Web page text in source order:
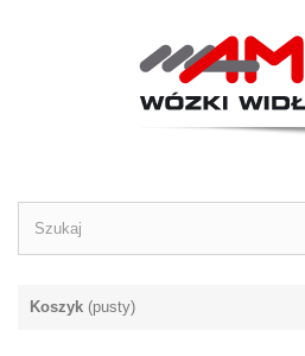
Koszyk (pusty)